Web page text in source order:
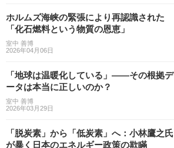
ホルムズ海峡の緊張により再認識された
「化石燃料という物質の恩恵」
室中 善博
2026年04月06日
「地球は温暖化している」——その根拠デ
ータは本当に正しいのか？
室中 善博
2026年03月29日
「脱炭素」から「低炭素」へ：小林鷹之氏
が暴く日本のエネルギー政策の欺瞞